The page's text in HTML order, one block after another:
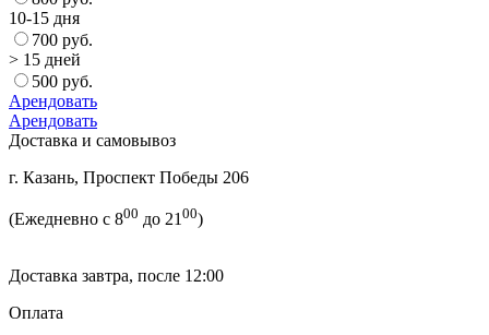
10-15 дня
700 руб.
> 15 дней
500 руб.
Арендовать
Арендовать
Доставка и самовывоз
г. Казань, Проспект Победы 206
(Ежедневно с 800 до 21 00)
Доставка завтра, после 12:00
Оплата